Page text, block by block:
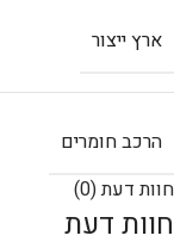
ארץ ייצור
הרכב חומרים
חוות דעת (0)
חוות דעת